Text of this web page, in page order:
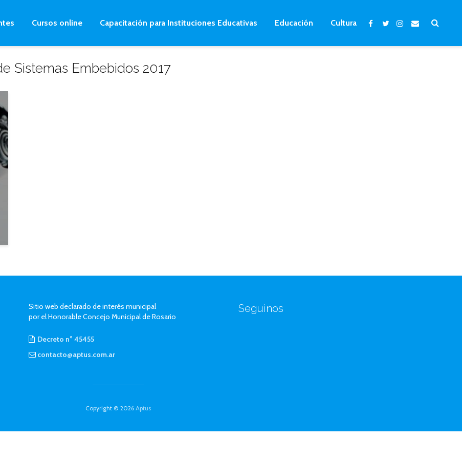
Cursos online Capacitación para Instituciones Educativas Educación Cultura
Sistemas Embebidos 2017
Sitio web declarado de interés municipal
por el Honorable Concejo Municipal de Rosario
Decreto n° 45455
contacto@aptus.com.ar
Seguinos
Copyright © 2026 Aptus